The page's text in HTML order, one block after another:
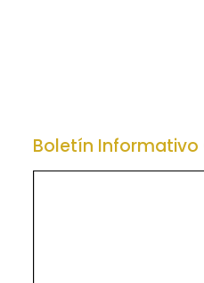
Boletín Informativo